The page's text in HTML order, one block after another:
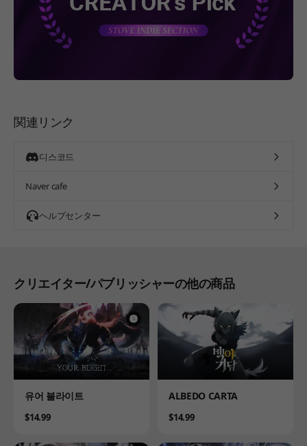
関連リンク
디스코드
Naver cafe
ヘルプセンター
クリエイター/パブリッシャーの他の商品
Product
유어 블라이트
Price
$14.99
Product
ALBEDO CARTA
Price
$14.99